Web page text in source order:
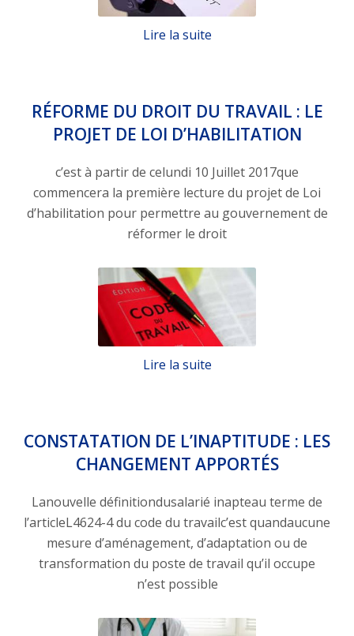
Lire la suite
RÉFORME DU DROIT DU TRAVAIL : LE
PROJET DE LOI D’HABILITATION
c’est à partir de celundi 10 Juillet 2017que
commencera la première lecture du projet de Loi
d’habilitation pour permettre au gouvernement de
réformer le droit
Lire la suite
CONSTATATION DE L’INAPTITUDE : LES
CHANGEMENT APPORTÉS
Lanouvelle définitiondusalarié inapteau terme de
l’articleL4624-4 du code du travailc’est quandaucune
mesure d’aménagement, d’adaptation ou de
transformation du poste de travail qu’il occupe
n’est possible